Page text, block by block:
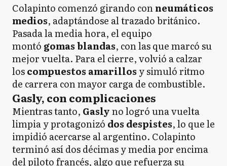
Colapinto comenzó girando conneumáticos
medios, adaptándose al trazado británico.
Pasada la media hora, el equipo
montó gomas blandas, con las que marcó su
mejor vuelta. Para el cierre, volvió a calzar
loscompuestos amarillos y simuló ritmo
de carrera con mayor carga de combustible.
Gasly, con complicaciones
Mientras tanto, Gaslyno logró una vuelta
limpia y protagonizó dos despistes, lo que le
impidió acercarse al argentino. Colapinto
terminó así dos décimas y media por encima
del piloto francés, algo que refuerza su